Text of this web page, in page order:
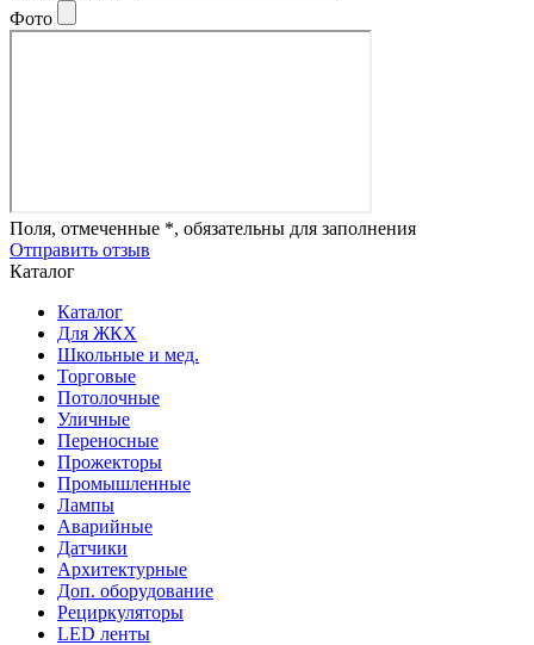
Фото
Поля, отмеченные *, обязательны для заполнения
Отправить отзыв
Каталог
Каталог
Для ЖКХ
Школьные и мед.
Торговые
Потолочные
Уличные
Переносные
Прожекторы
Промышленные
Лампы
Аварийные
Датчики
Архитектурные
Доп. оборудование
Рециркуляторы
LED ленты